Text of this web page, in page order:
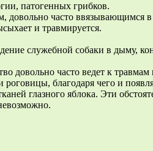
патогенных грибков.
довольно часто ввязывающимся в
и травмируется.
служебной собаки в дыму,
довольно часто ведет к травмам
благодаря чего и
глазного яблока. Эти